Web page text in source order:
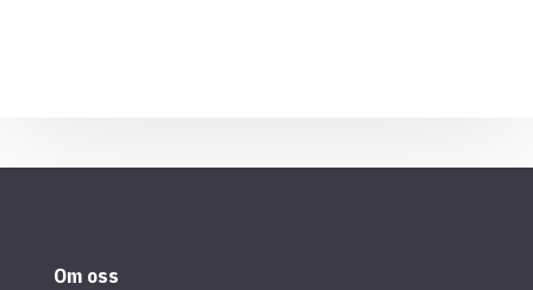
Om oss